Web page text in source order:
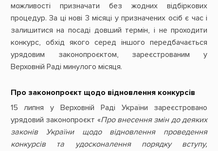
можливості призначати без жодних відбіркових
процедур. За ці нові 3 місяці у призначених осіб є час і
залишитися на посаді довший термін, і не проходити
конкурс, обхід якого серед іншого передбачається
урядовим законопроєктом, зареєстрованим у
Верховній Раді минулого місяця.
Про законопроєкт щодо відновлення конкурсів
15 липня у Верховній Раді України зареєстровано
урядовий законопроєкт «Про внесення змін до деяких
законів України щодо відновлення проведення
конкурсів та удосконалення порядку вступу,